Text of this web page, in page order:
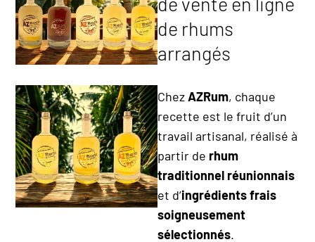
de rhums
arrangés
ChezAZRum, chaque
recette est le fruit d’un
travail artisanal, réalisé à
partir de rhum
traditionnel réunionnais
et d’ingrédients frais
soigneusement
sélectionnés.